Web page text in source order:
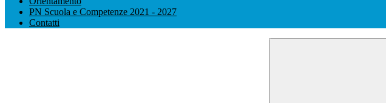
PN Scuola e Competenze 2021 - 2027
Contatti